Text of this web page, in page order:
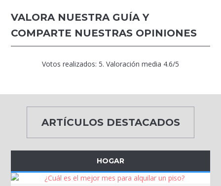
VALORA NUESTRA GUÍA Y
COMPARTE NUESTRAS OPINIONES
Votos realizados: 5. Valoración media 4.6/5
ARTÍCULOS DESTACADOS
HOGAR